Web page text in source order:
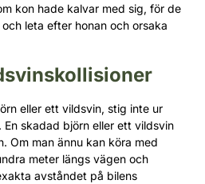
kon hade kalvar med sig, för de
leta efter honan och orsaka
eller ett vildsvin, stig inte ur
En skadad björn eller ett vildsvin
Om man ännu kan köra med
meter längs vägen och
avståndet på bilens